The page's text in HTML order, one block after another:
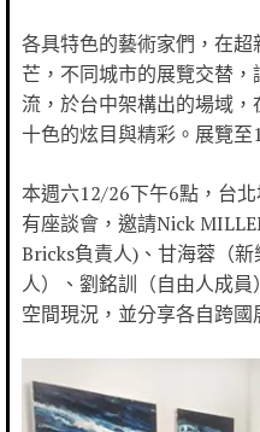
各具特色的藝術家們，在
芒，不同城市的展覽交替
流，於台中架構出的場域
十色的炫目與精彩。展覽至
本週六12/26下午6點，台
有座談會，邀請Nick
Bricks負責人)、甘海蓉（
人）、劉銘訓（自由人成
空間現況，並分享各自跨國